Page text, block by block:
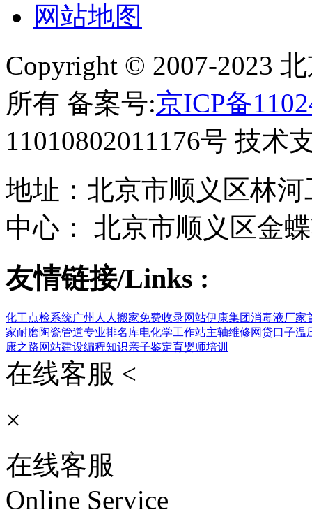
网站地图
Copyright © 2007-2023
所有 备案号:京ICP备
11010802011176号 技术
地址：北京市顺义区林
中心： 北京市顺义区金
友情链接/Links :
化工点检系统广州人人搬家免费收录网站伊康集团消毒液厂家
家耐磨陶瓷管道专业排名库电化学工作站主轴维修网贷口子温
康之路网站建设编程知识亲子鉴定育婴师培训
在线客服 <
×
在线客服
Online Service